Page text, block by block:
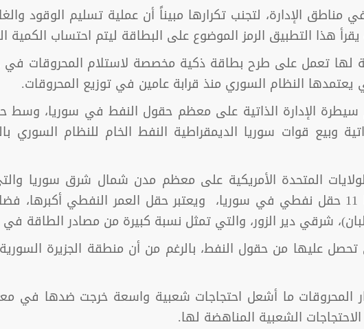
الإدارة، لتجنب تكرارها مبيناً أن عملية تسليم الوقود
هذا التطبيق الرمز الموضوع على البطاقة ليتم احتساب الكمية
لها تعمل على طرح بطاقة ذكية مخصصة لاستلام المحروقات
النظام السوري منذ قرابة عامين في توزيع المحروقات.
الإدارة الذاتية على معظم حقول النفط في سوريا، وسط
وبيع قوات سوريا الديمقراطية النفط الخام للنظام السوري
المتحدة الأمريكية على معظم مدن شمال شرق سوريا
سيطرة تنظيم الدولة، وتضم مناطق شمال شرق سوريا 11 حقل نفطي في سوريا، ويعتبر حقل العمر
شرقي دير الزور، والتي تمثل نسبة كبيرة من مصادر الطاقة
تحصل عليها من حقول النفط، بالرغم من أن منطقة الجزيرة
المحروقات ما أشعل احتجاجات شعبية واسعة خرجت ضدها
الشعبية المناهضة لها.